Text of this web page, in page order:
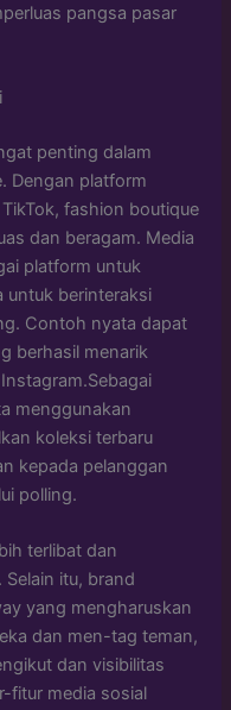
pangsa pasar
penting dalam
Dengan platform
fashion boutique
dan beragam. Media
platform untuk
untuk berinteraksi
Contoh nyata dapat
berhasil menarik
menggunakan
koleksi terbaru
kepada pelanggan
polling.
terlibat dan
itu, brand
yang mengharuskan
dan men-tag teman,
dan visibilitas
fitur media sosial